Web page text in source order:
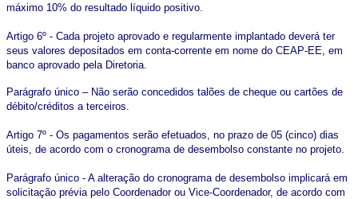
máximo 10% do resultado líquido positivo.
Artigo 6º - Cada projeto aprovado e regularmente implantado deverá ter
seus valores depositados em conta-corrente em nome do CEAP-EE, em
banco aprovado pela Diretoria.
Parágrafo único – Não serão concedidos talões de cheque ou cartões de
débito/créditos a terceiros.
Artigo 7º - Os pagamentos serão efetuados, no prazo de 05 (cinco) dias
úteis, de acordo com o cronograma de desembolso constante no projeto.
Parágrafo único - A alteração do cronograma de desembolso implicará em
solicitação prévia pelo Coordenador ou Vice-Coordenador, de acordo com